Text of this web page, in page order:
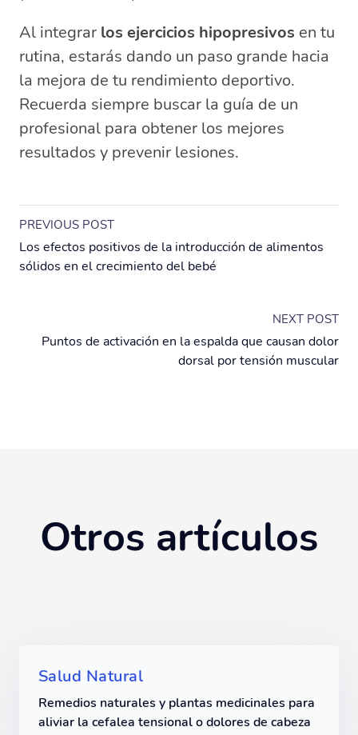
Al integrar los ejercicios hipopresivos en tu
rutina, estarás dando un paso grande hacia
la mejora de tu rendimiento deportivo.
Recuerda siempre buscar la guía de un
profesional para obtener los mejores
resultados y prevenir lesiones.
PREVIOUS POST
Los efectos positivos de la introducción de alimentos
sólidos en el crecimiento del bebé
NEXT POST
Puntos de activación en la espalda que causan dolor
dorsal por tensión muscular
Otros artículos
Salud Natural
Remedios naturales y plantas medicinales para
aliviar la cefalea tensional o dolores de cabeza